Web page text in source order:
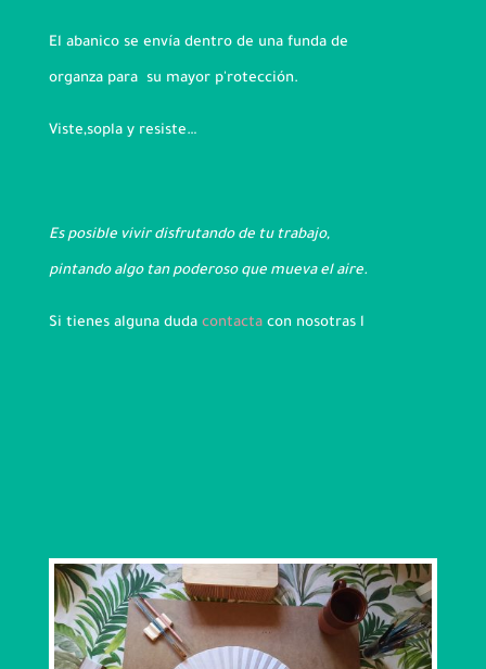
El abanico se envía dentro de una funda de
organza para su mayor p'rotección.
Viste,sopla y resiste…
Es posible vivir disfrutando de tu trabajo,
pintando algo tan poderoso que mueva el aire.
Si tienes alguna duda contacta con nosotras l